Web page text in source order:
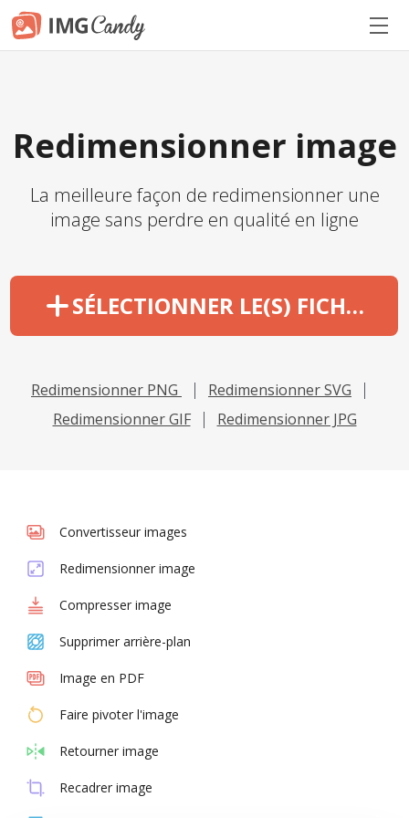
Redimensionner image
La meilleure façon de redimensionner une
image sans perdre en qualité en ligne
SÉLECTIONNER LE(S) FICHIER(S)
Redimensionner PNG
Redimensionner SVG
Redimensionner GIF
Redimensionner JPG
Convertisseur images
Redimensionner image
Compresser image
Supprimer arrière-plan
Image en PDF
Faire pivoter l'image
Retourner image
Recadrer image